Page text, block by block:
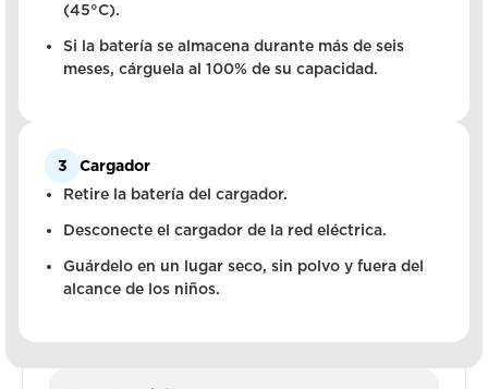
(45°C).
Si la batería se almacena durante más de seis
meses, cárguela al 100% de su capacidad.
3
Cargador
Retire la batería del cargador.
Desconecte el cargador de la red eléctrica.
Guárdelo en un lugar seco, sin polvo y fuera del
alcance de los niños.